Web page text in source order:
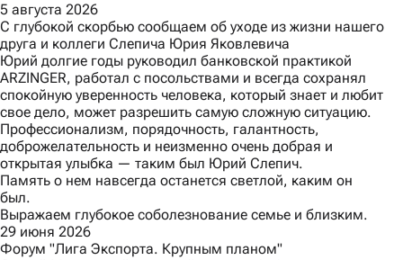
5 августа 2026
С глубокой скорбью сообщаем об уходе из жизни нашего
друга и коллеги Слепича Юрия Яковлевича
Юрий долгие годы руководил банковской практикой
ARZINGER, работал с посольствами и всегда сохранял
спокойную уверенность человека, который знает и любит
свое дело, может разрешить самую сложную ситуацию.
Профессионализм, порядочность, галантность,
доброжелательность и неизменно очень добрая и
открытая улыбка — таким был Юрий Слепич.
Память о нем навсегда останется светлой, каким он
был.
Выражаем глубокое соболезнование семье и близким.
29 июня 2026
Форум "Лига Экспорта. Крупным планом"